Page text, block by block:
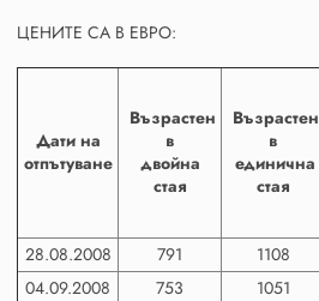
ЦЕНИТЕ СА В ЕВРО:
Дати на
отпътуване
Възрастен
в
двойна
стая
Възрастен
в
единична
стая
28.08.2008
791 1108
04.09.2008
753 1051